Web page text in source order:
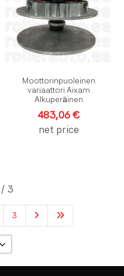
Moottorinpuoleinen
variaattori Aixam
Alkuperäinen
483,06 €
net price
/ 3
3